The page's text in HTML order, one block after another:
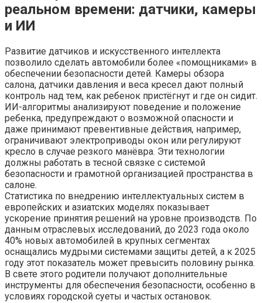
реальном времени: датчики, камеры
и ИИ
Развитие датчиков и искусственного интеллекта
позволило сделать автомобили более «помощниками» в
обеспечении безопасности детей. Камеры обзора
салона, датчики давления и веса кресел дают полный
контроль над тем, как ребенок пристёгнут и где он сидит.
ИИ-алгоритмы анализируют поведение и положение
ребенка, предупреждают о возможной опасности и
даже принимают превентивные действия, например,
ограничивают электроприводы окон или регулируют
кресло в случае резкого манёвра. Эти технологии
должны работать в тесной связке с системой
безопасности и грамотной организацией пространства в
салоне.
Статистика по внедрению интеллектуальных систем в
европейских и азиатских моделях показывает
ускорение принятия решений на уровне производств. По
данным отраслевых исследований, до 2023 года около
40% новых автомобилей в крупных сегментах
оснащались мудрыми системами защиты детей, а к 2025
году этот показатель может превысить половину рынка.
В свете этого родители получают дополнительные
инструменты для обеспечения безопасности, особенно в
условиях городской суеты и частых остановок.